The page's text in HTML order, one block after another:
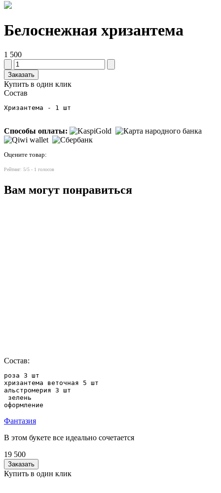
Белоснежная хризантема
1 500
Заказать
Купить в один клик
Состав
Способы оплаты:
Оцените товар:
Рейтинг: 5/5 - 1 голосов
Вам могут понравиться
Состав:
роза 3 шт
хризантема веточная 5 шт
альстромерия 3 шт
зелень
оформление
Фантазия
В этом букете все идеально сочетается
19 500
Заказать
Купить в один клик